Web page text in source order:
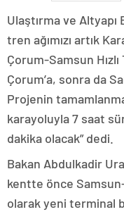
Ulaştırma ve Altyapı
tren ağımızı artık
Çorum-Samsun Hızlı
Çorum’a, sonra da
Projenin
karayoluyla 7 saat
dakika olacak” dedi.
Bakan Abdulkadir
kentte önce
olarak yeni terminal